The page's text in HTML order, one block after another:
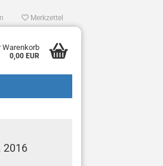
Merkzettel
Warenkorb
0,00 EUR
2016